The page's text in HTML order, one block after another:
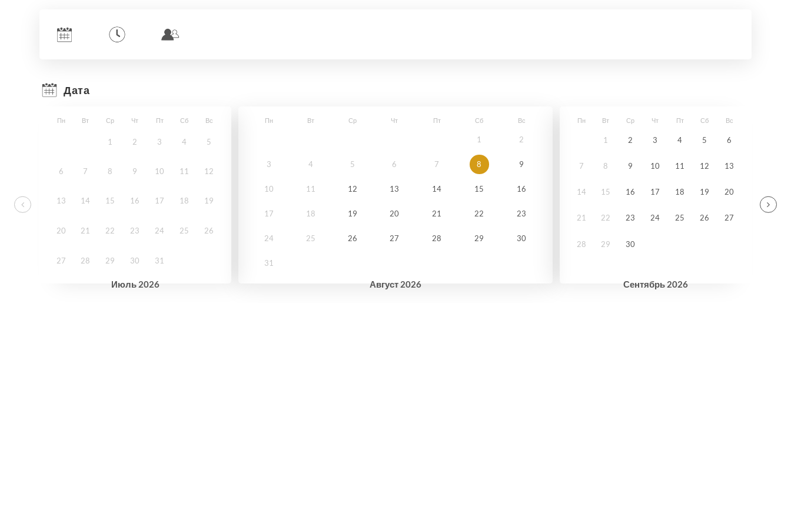
Дата
Июль 2026
Пн Вт Ср Чт Пт Сб Вс
1 2 3 4 5
6 7 8 9 10 11 12
13 14 15 16 17 18 19
20 21 22 23 24 25 26
27 28 29 30 31
Август2026
Пн Вт Ср Чт Пт Сб Вс
1 2
3 4 5 6 7 8 9
10 11 12 13 14 15 16
17 18 19 20 21 22 23
24 25 26 27 28 29 30
31
Сентябрь 2026
Пн Вт Ср Чт Пт Сб Вс
1 2 3 4 5 6
7 8 9 10 11 12 13
14 15 16 17 18 19 20
21 22 23 24 25 26 27
28 29 30